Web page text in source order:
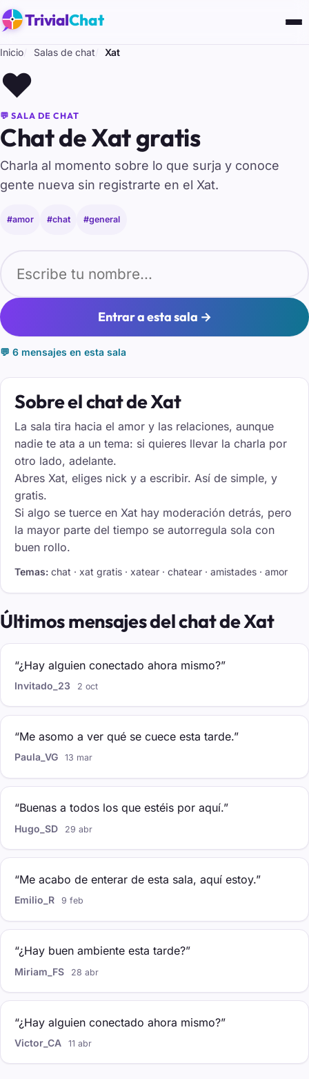
TrivialChat
Inicio Salas de chat Xat
❤️
💬 SALA DE CHAT
Chat de Xat gratis
Charla al momento sobre lo que surja y conoce
gente nueva sin registrarte en el Xat.
#amor #chat #general
Entrar a esta sala →
💬 6 mensajes en esta sala
Sobre el chat de Xat
La sala tira hacia el amor y las relaciones, aunque
nadie te ata a un tema: si quieres llevar la charla por
otro lado, adelante.
Abres Xat, eliges nick y a escribir. Así de simple, y
gratis.
Si algo se tuerce en Xat hay moderación detrás, pero
la mayor parte del tiempo se autorregula sola con
buen rollo.
Temas: chat · xat gratis · xatear · chatear · amistades · amor
Últimos mensajes del chat de Xat
“¿Hay alguien conectado ahora mismo?”
Invitado_23 2 oct
“Me asomo a ver qué se cuece esta tarde.”
Paula_VG 13 mar
“Buenas a todos los que estéis por aquí.”
Hugo_SD 29 abr
“Me acabo de enterar de esta sala, aquí estoy.”
Emilio_R 9 feb
“¿Hay buen ambiente esta tarde?”
Miriam_FS 28 abr
“¿Hay alguien conectado ahora mismo?”
Victor_CA 11 abr